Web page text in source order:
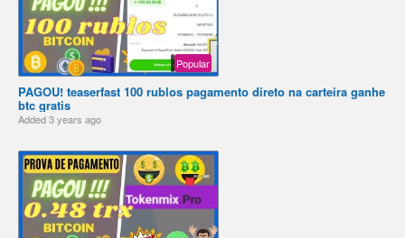
Popular
PAGOU! teaserfast 100 rublos pagamento direto na carteira ganhe
btc gratis
Added3 years ago